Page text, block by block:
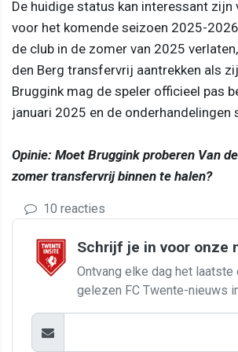
De huidige status kan interessant zijn
voor het komende seizoen 2025-
de club in de zomer van 2025
den Berg transfervrij aantrekken als
Bruggink mag de speler officieel pas
januari 2025 en de onderhandelingen
Opinie: Moet Bruggink proberen Van
zomer transfervrij binnen te halen?
10 reacties
Schrijf je in voor onze
Ontvang elke dag het laatste
gelezen FC Twente-nieuws